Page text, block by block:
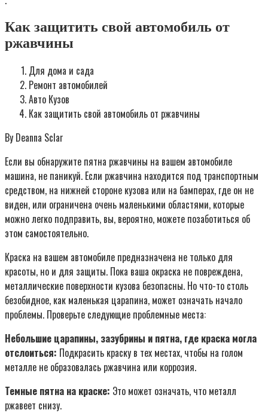
Как защитить свой автомобиль от
ржавчины
Для дома и сада
Ремонт автомобилей
Авто Кузов
Как защитить свой автомобиль от ржавчины
By Deanna Sclar
Если вы обнаружите пятна ржавчины на вашем автомобиле
машина, не паникуй. Если ржавчина находится под транспортным
средством, на нижней стороне кузова или на бамперах, где он не
виден, или ограничена очень маленькими областями, которые
можно легко подправить, вы, вероятно, можете позаботиться об
этом самостоятельно.
Краска на вашем автомобиле предназначена не только для
красоты, но и для защиты. Пока ваша окраска не повреждена,
металлические поверхности кузова безопасны. Но что-то столь
безобидное, как маленькая царапина, может означать начало
проблемы. Проверьте следующие проблемные места:
Небольшие царапины, зазубрины и пятна, где краска могла
отслоиться: Подкрасить краску в тех местах, чтобы на голом
металле не образовалась ржавчина или коррозия.
Темные пятна на краске: Это может означать, что металл
ржавеет снизу.